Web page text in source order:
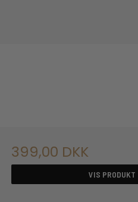
399,00 DKK
VIS PRODUKT